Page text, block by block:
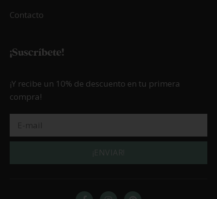
Contacto
¡Suscríbete!
¡Y recibe un 10% de descuento en tu primera
compra!
¡ENVIAR!